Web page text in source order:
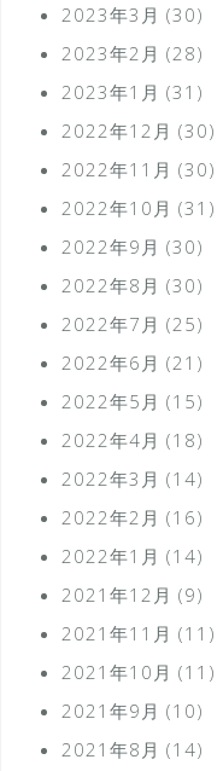
2023年3月 (30)
2023年2月 (28)
2023年1月 (31)
2022年12月 (30)
2022年11月 (30)
2022年10月 (31)
2022年9月 (30)
2022年8月 (30)
2022年7月 (25)
2022年6月 (21)
2022年5月 (15)
2022年4月 (18)
2022年3月 (14)
2022年2月 (16)
2022年1月 (14)
2021年12月 (9)
2021年11月 (11)
2021年10月 (11)
2021年9月 (10)
2021年8月 (14)